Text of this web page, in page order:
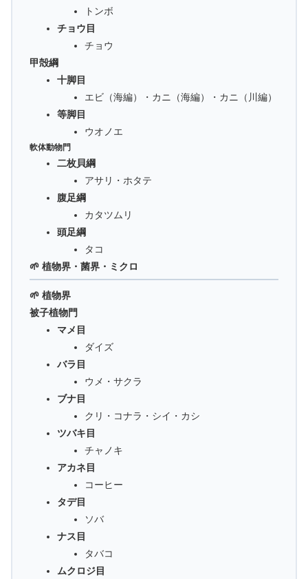
トンボ
チョウ目
チョウ
甲殻綱
十脚目
エビ（海編）・カニ（海編）・カニ（川編）
等脚目
ウオノエ
軟体動物門
二枚貝綱
アサリ・ホタテ
腹足綱
カタツムリ
頭足綱
タコ
🌱 植物界・菌界・ミクロ
🌱 植物界
被子植物門
マメ目
ダイズ
バラ目
ウメ・サクラ
ブナ目
クリ・コナラ・シイ・カシ
ツバキ目
チャノキ
アカネ目
コーヒー
タデ目
ソバ
ナス目
タバコ
ムクロジ目